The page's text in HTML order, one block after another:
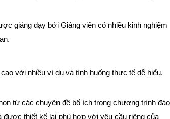
giảng dạy bởi Giảng viên có nhiều kinh nghiệm
với nhiều ví dụ và tình huống thực tế dễ hiểu,
từ các chuyên đề bổ ích trong chương trình đào
được thiết kế lại phù hợp với yêu cầu riêng của